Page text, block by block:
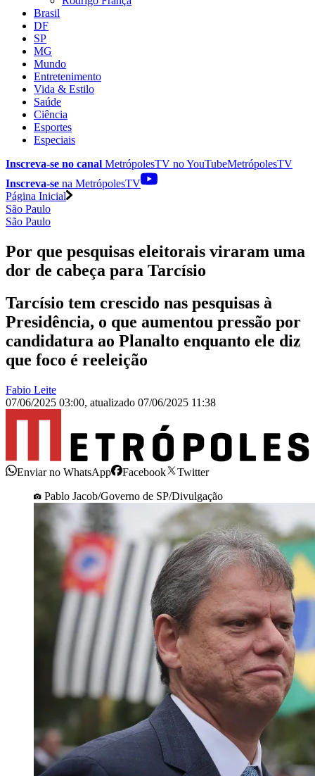
Brasil
DF
SP
MG
Mundo
Entretenimento
Vida & Estilo
Saúde
Ciência
Esportes
Especiais
Inscreva-se no canal MetrópolesTV noYouTubeMetrópolesTV
Inscreva-se na MetrópolesTV
Página Inicial
São Paulo
São Paulo
Por que pesquisas eleitorais viraram uma
dor de cabeça para Tarcísio
Tarcísio tem crescido nas pesquisas à
Presidência, o que aumentou pressão por
candidatura ao Planalto enquanto ele diz
que foco é reeleição
Fabio Leite
07/06/2025 03:00, atualizado 07/06/2025 11:38
Enviar no WhatsApp Facebook
Twitter
Pablo Jacob/Governo de SP/Divulgação